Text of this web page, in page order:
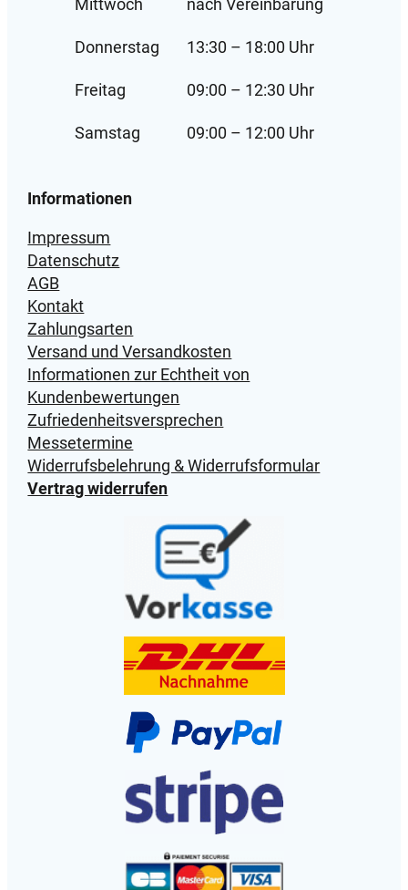
Mittwoch nach Vereinbarung
Donnerstag 13:30 – 18:00 Uhr
Freitag 09:00 – 12:30 Uhr
Samstag 09:00 – 12:00 Uhr
Informationen
Impressum
Datenschutz
AGB
Kontakt
Zahlungsarten
Versand und Versandkosten
Informationen zur Echtheit von
Kundenbewertungen
Zufriedenheitsversprechen
Messetermine
Widerrufsbelehrung & Widerrufsformular
Vertrag widerrufen